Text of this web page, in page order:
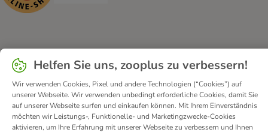
Kontakt
Allgemeine Geschäftsbedingungen
Digital Services Act
Vertrag widerrufen
Entsorgungs- und Umweltbestimmungen
Zahlungsarten
Über uns Partnerprogramme
Karriere
Corporate Website
Datenschutz Erklärung zur Barrierefreiheit
Helfen Sie uns, zooplus zu verbessern!
Wir verwenden Cookies, Pixel und andere Technologien (“Cookies”) auf
unserer Webseite. Wir verwenden unbedingt erforderliche Cookies, damit Sie
auf unserer Webseite surfen und einkaufen können. Mit Ihrem Einverständnis
möchten wir Leistungs-, Funktionelle- und Marketingzwecke-Cookies
aktivieren, um Ihre Erfahrung mit unserer Webseite zu verbessern und Ihnen